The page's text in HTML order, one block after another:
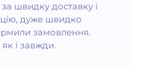
швидку доставку і
дуже швидко
замовлення.
як і завжди.